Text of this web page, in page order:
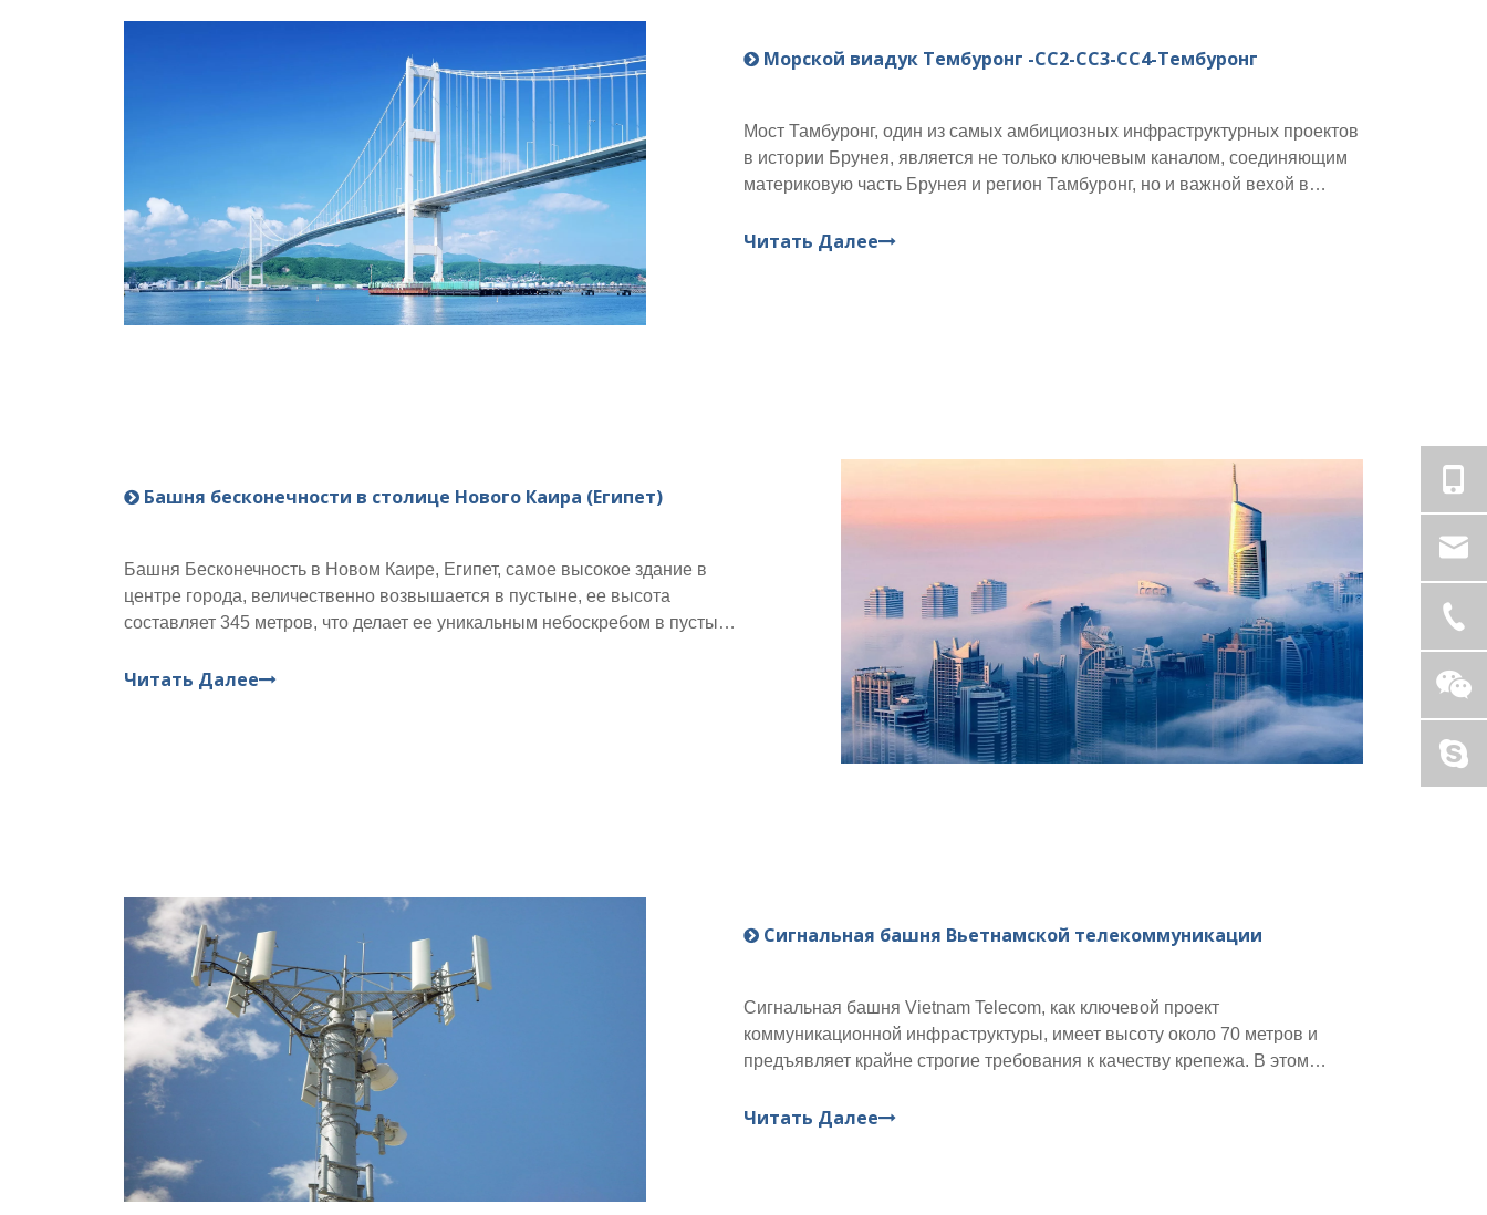
Морской виадук Тембуронг -CC2-CC3-CC4-Тембуронг
Мост Тамбуронг, один из самых амбициозных инфраструктурных проектов
в истории Брунея, является не только ключевым каналом, соединяющим
материковую часть Брунея и регион Тамбуронг, но и важной вехой в
Читать Далее
Башня бесконечности в столице Нового Каира (Египет)
Башня Бесконечность в Новом Каире, Египет, самое высокое здание в
центре города, величественно возвышается в пустыне, ее высота
составляет 345 метров, что делает ее уникальным небоскребом в пустыне
модернизации Египта, но и образцом идеального интегрированного
Читать Далее
Сигнальная башня Вьетнамской телекоммуникации
Сигнальная башня Vietnam Telecom, как ключевой проект
коммуникационной инфраструктуры, имеет высоту около 70 метров и
предъявляет крайне строгие требования к качеству крепежа. В этом
горячеоцинкованные высокопрочные болты, гайки и шайбы,
Читать Далее